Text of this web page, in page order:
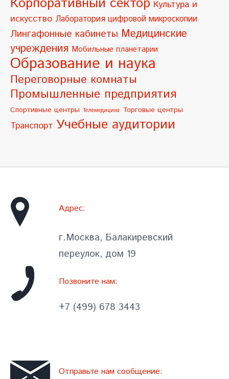
e
:
Культура и
искусство Лаборатория цифровой микроскопии
Лингафонные кабинеты Медицинские
учреждения Мобильные планетарии
Образование и наука
Переговорные комнаты
Промышленные предприятия
Спортивные центры Телемедицина Торговые центры
Транспорт Учебные аудитории
Адрес:
г.Москва, Балакиревский
переулок, дом 19
Позвоните нам:
+7 (499) 678 3443
Отправьте нам сообщение: